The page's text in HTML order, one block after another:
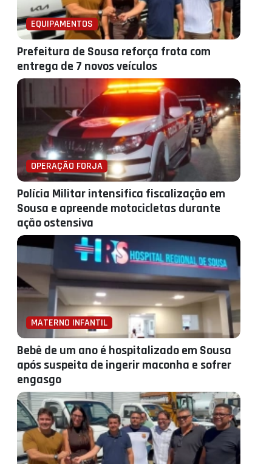
EQUIPAMENTOS
Prefeitura de Sousa reforça frota com
entrega de 7 novos veículos
OPERAÇÃO FORJA
Polícia Militar intensifica fiscalização em
Sousa e apreende motocicletas durante
ação ostensiva
MATERNO INFANTIL
Bebê de um ano é hospitalizado em Sousa
após suspeita de ingerir maconha e sofrer
engasgo